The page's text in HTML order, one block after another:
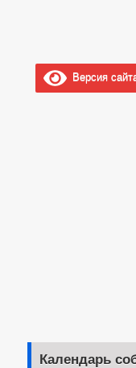
Версия
Календарь